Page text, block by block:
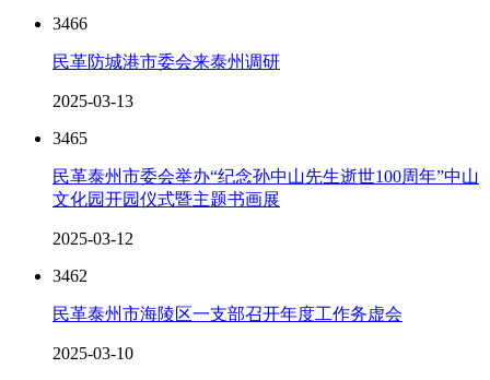
3466
民革防城港市委会来泰州调研
2025-03-13
3465
民革泰州市委会举办“纪念孙中山先生逝世100周年”中山
文化园开园仪式暨主题书画展
2025-03-12
3462
民革泰州市海陵区一支部召开年度工作务虚会
2025-03-10